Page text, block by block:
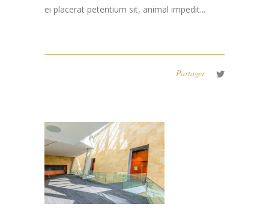
ei placerat petentium sit, animal impedit...
Partager